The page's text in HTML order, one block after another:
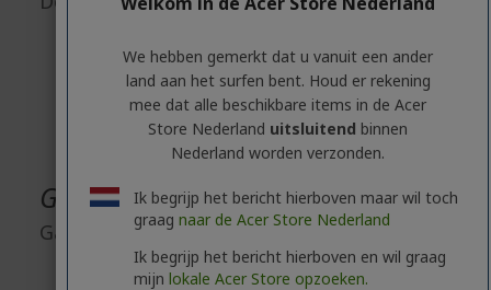
Garantie
Garantie
We hebben gemerkt dat u vanuit een ander
land aan het surfen bent. Houd er rekening
mee dat alle beschikbare items in de Acer
Store Nederland uitsluitend binnen
Nederland worden verzonden.
Ik begrijp het bericht hierboven maar wil toch
graag naar de Acer Store Nederland
Ik begrijp het bericht hierboven en wil graag
mijn lokale Acer Store opzoeken.